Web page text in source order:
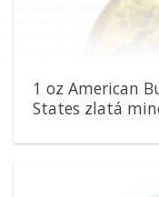
1 oz American
States zlatá